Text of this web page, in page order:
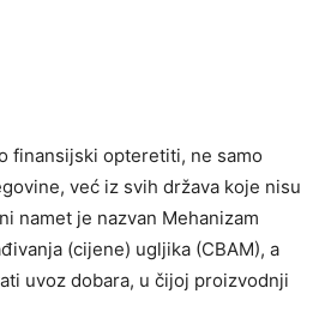
finansijski opteretiti, ne samo
već iz svih država koje nisu
namet je nazvan Mehanizam
(cijene) ugljika (CBAM), a
uvoz dobara, u čijoj proizvodnji